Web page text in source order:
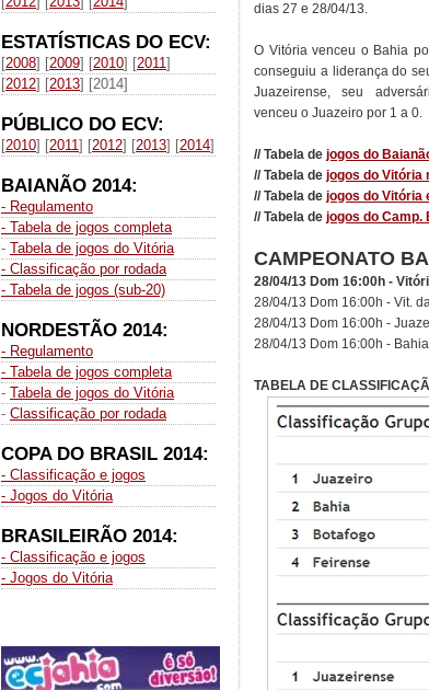
ESTATÍSTICAS DO ECV:
[2008] [2009] [2010] [2011]
[2012] [2013] [2014]
PÚBLICO DO ECV:
[2010] [2011] [2012] [2013] [2014]
BAIANÃO 2014:
- Regulamento
- Tabela de jogos completa
- Tabela de jogos do Vitória
- Classificação por rodada
- Tabela de jogos (sub-20)
NORDESTÃO 2014:
- Regulamento
- Tabela de jogos completa
- Tabela de jogos do Vitória
- Classificação por rodada
COPA DO BRASIL 2014:
- Classificação e jogos
- Jogos do Vitória
BRASILEIRÃO 2014:
- Classificação e jogos
- Jogos do Vitória
dias 27 e 28/04/13.
O Vitória venceu o Bahia
conseguiu a liderança do
Juazeirense, seu
venceu o Juazeiro por 1 a 0.
// Tabela de jogos do
// Tabela de jogos do Vitória
// Tabela de jogos do Vitória
// Tabela de jogos do Camp.
CAMPEONATO
28/04/13 Dom 16:00h -
28/04/13 Dom 16:00h - Vit.
28/04/13 Dom 16:00h -
28/04/13 Dom 16:00h -
TABELA DE